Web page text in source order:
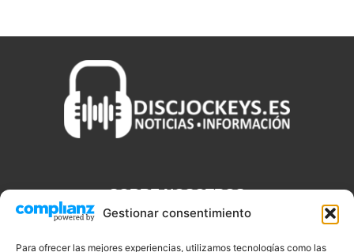
Gestionar consentimiento
Para ofrecer las mejores experiencias, utilizamos tecnologías como las
SOBRE NOSOTROS
que necesitas saber sobre noticias, novedades, tecnologías y